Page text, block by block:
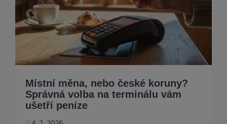
Místní měna, nebo české koruny?
Správná volba na terminálu vám
ušetří peníze